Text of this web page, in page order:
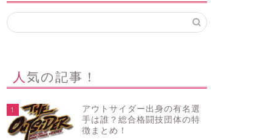
人気の記事！
1
アウトサイダー出身の有名選
手は誰？総合格闘技団体の特
徴まとめ！